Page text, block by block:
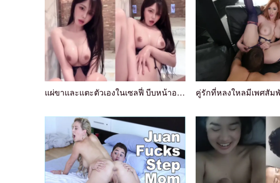
แผ่ขาและแตะตัวเองในเซลฟี่ บีบหน้าอกใหญ่เพื่อดึงดู...